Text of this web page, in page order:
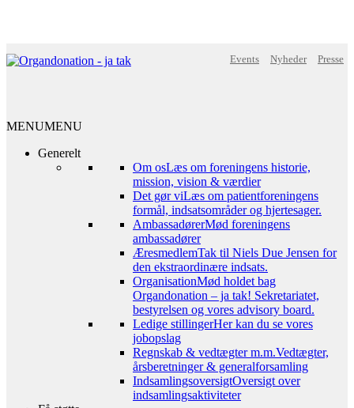
Events Nyheder Presse
MENUMENU
Generelt
Om osLæs om foreningens historie,
mission, vision & værdier
Det gør viLæs om patientforeningens
formål, indsatsområder og hjertesager.
AmbassadørerMød foreningens
ambassadører
ÆresmedlemTak til Niels Due Jensen for
den ekstraordinære indsats.
OrganisationMød holdet bag
Organdonation – ja tak! Sekretariatet,
bestyrelsen og vores advisory board.
Ledige stillingerHer kan du se vores
jobopslag
Regnskab & vedtægter m.m.Vedtægter,
årsberetninger & generalforsamling
IndsamlingsoversigtOversigt over
indsamlingsaktiviteter